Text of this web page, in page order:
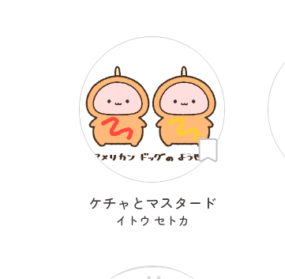
ケチャとマスタード
イトウ セトカ